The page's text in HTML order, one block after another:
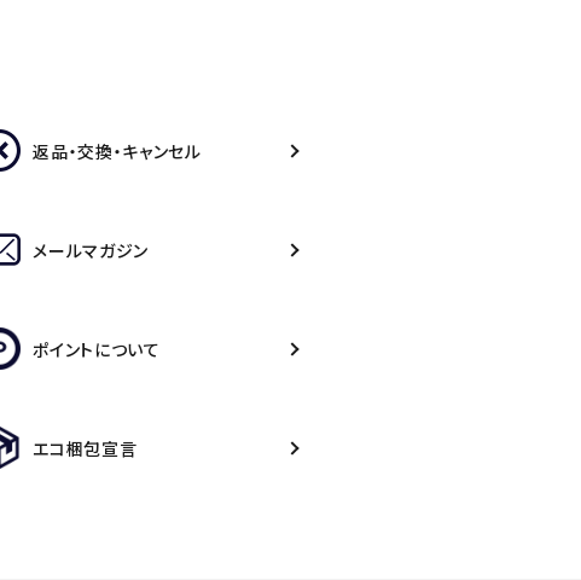
返品・交換・キャンセル
メールマガジン
ポイントについて
エコ梱包宣言